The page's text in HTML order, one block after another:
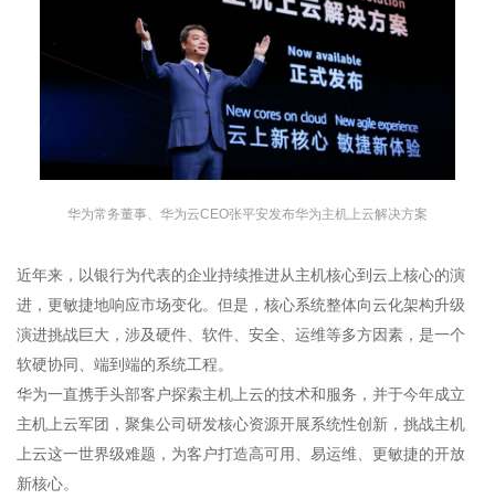
华为常务董事、华为云CEO张平安发布华为主机上云解决方案
近年来，以银行为代表的企业持续推进从主机核心到云上核心的演
进，更敏捷地响应市场变化。但是，核心系统整体向云化架构升级
演进挑战巨大，涉及硬件、软件、安全、运维等多方因素，是一个
软硬协同、端到端的系统工程。
华为一直携手头部客户探索主机上云的技术和服务，并于今年成立
主机上云军团，聚集公司研发核心资源开展系统性创新，挑战主机
上云这一世界级难题，为客户打造高可用、易运维、更敏捷的开放
新核心。